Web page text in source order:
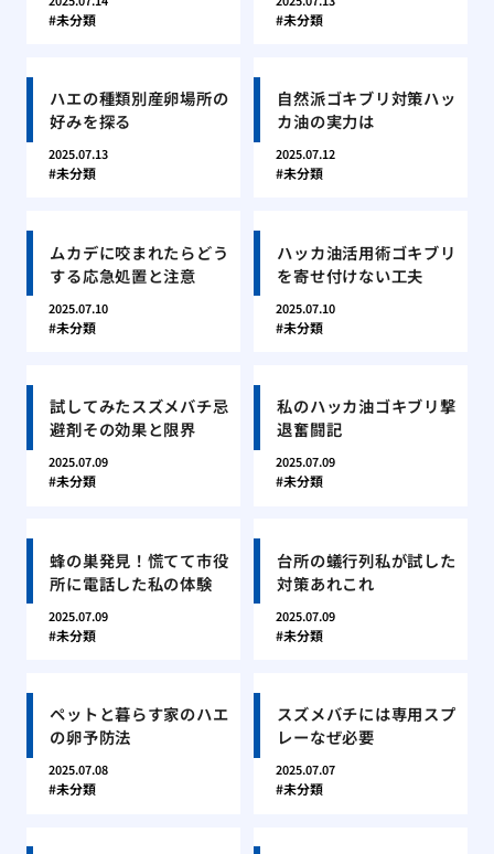
未分類 未分類
ハエの種類別産卵場所の
好みを探る
2025.07.13
未分類
自然派ゴキブリ対策ハッ
カ油の実力は
2025.07.12
未分類
ムカデに咬まれたらどう
する応急処置と注意
2025.07.10
未分類
ハッカ油活用術ゴキブリ
を寄せ付けない工夫
2025.07.10
未分類
試してみたスズメバチ忌
避剤その効果と限界
2025.07.09
未分類
私のハッカ油ゴキブリ撃
退奮闘記
2025.07.09
未分類
蜂の巣発見！慌てて市役
所に電話した私の体験
2025.07.09
未分類
台所の蟻行列私が試した
対策あれこれ
2025.07.09
未分類
ペットと暮らす家のハエ
の卵予防法
2025.07.08
未分類
スズメバチには専用スプ
レーなぜ必要
2025.07.07
未分類